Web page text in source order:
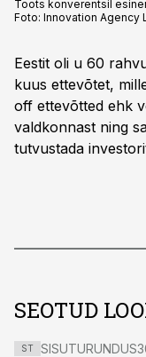
Toots konverentsil
Foto: Innovation Agency
Eestit oli u 60
kuus ettevõtet,
off ettevõtted ehk
valdkonnast ning
tutvustada
SEOTUD
ST SISUTURUNDUS